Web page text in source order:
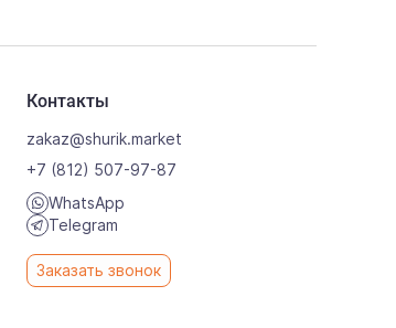
Контакты
zakaz@shurik.market
+7 (812) 507-97-87
WhatsApp
Telegram
Заказать звонок